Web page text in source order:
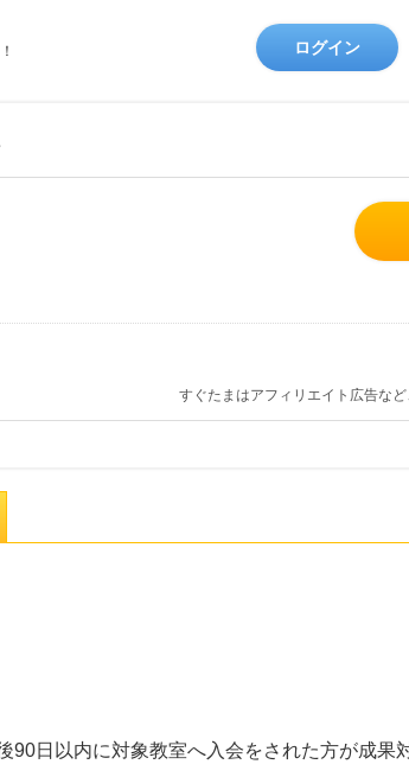
ログイン
すぐたまはアフィリエイト広告な
日以内に対象教室へ入会をされた方が成果